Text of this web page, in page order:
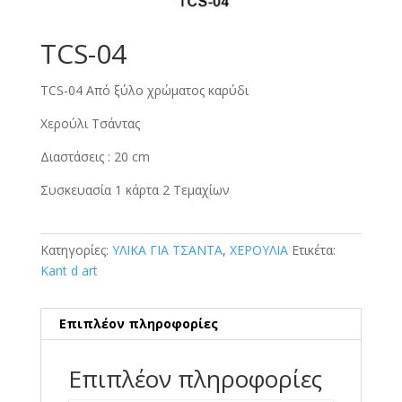
TCS-04
TCS-04 Από ξύλο χρώματος καρύδι
Χερούλι Τσάντας
Διαστάσεις : 20 cm
Συσκευασία 1 κάρτα 2 Τεμαχίων
Κατηγορίες: ΥΛΙΚΑ ΓΙΑ ΤΣΑΝΤΑ, ΧΕΡΟΥΛΙΑ Ετικέτα:
Kant d art
Επιπλέον πληροφορίες
Επιπλέον πληροφορίες